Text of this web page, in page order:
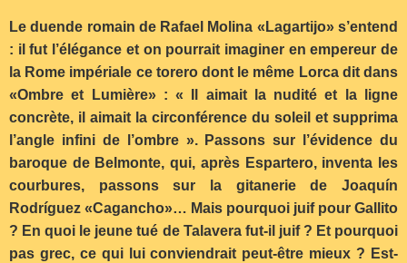
Le duende romain de Rafael Molina «Lagartijo» s’entend
: il fut l’élégance et on pourrait imaginer en empereur de
la Rome impériale ce torero dont le même Lorca dit dans
«Ombre et Lumière» : « Il aimait la nudité et la ligne
concrète, il aimait la circonférence du soleil et supprima
l’angle infini de l’ombre ». Passons sur l’évidence du
baroque de Belmonte, qui, après Espartero, inventa les
courbures, passons sur la gitanerie de Joaquín
Rodríguez «Cagancho»… Mais pourquoi juif pour Gallito
? En quoi le jeune tué de Talavera fut-il juif ? Et pourquoi
pas grec, ce qui lui conviendrait peut-être mieux ? Est-